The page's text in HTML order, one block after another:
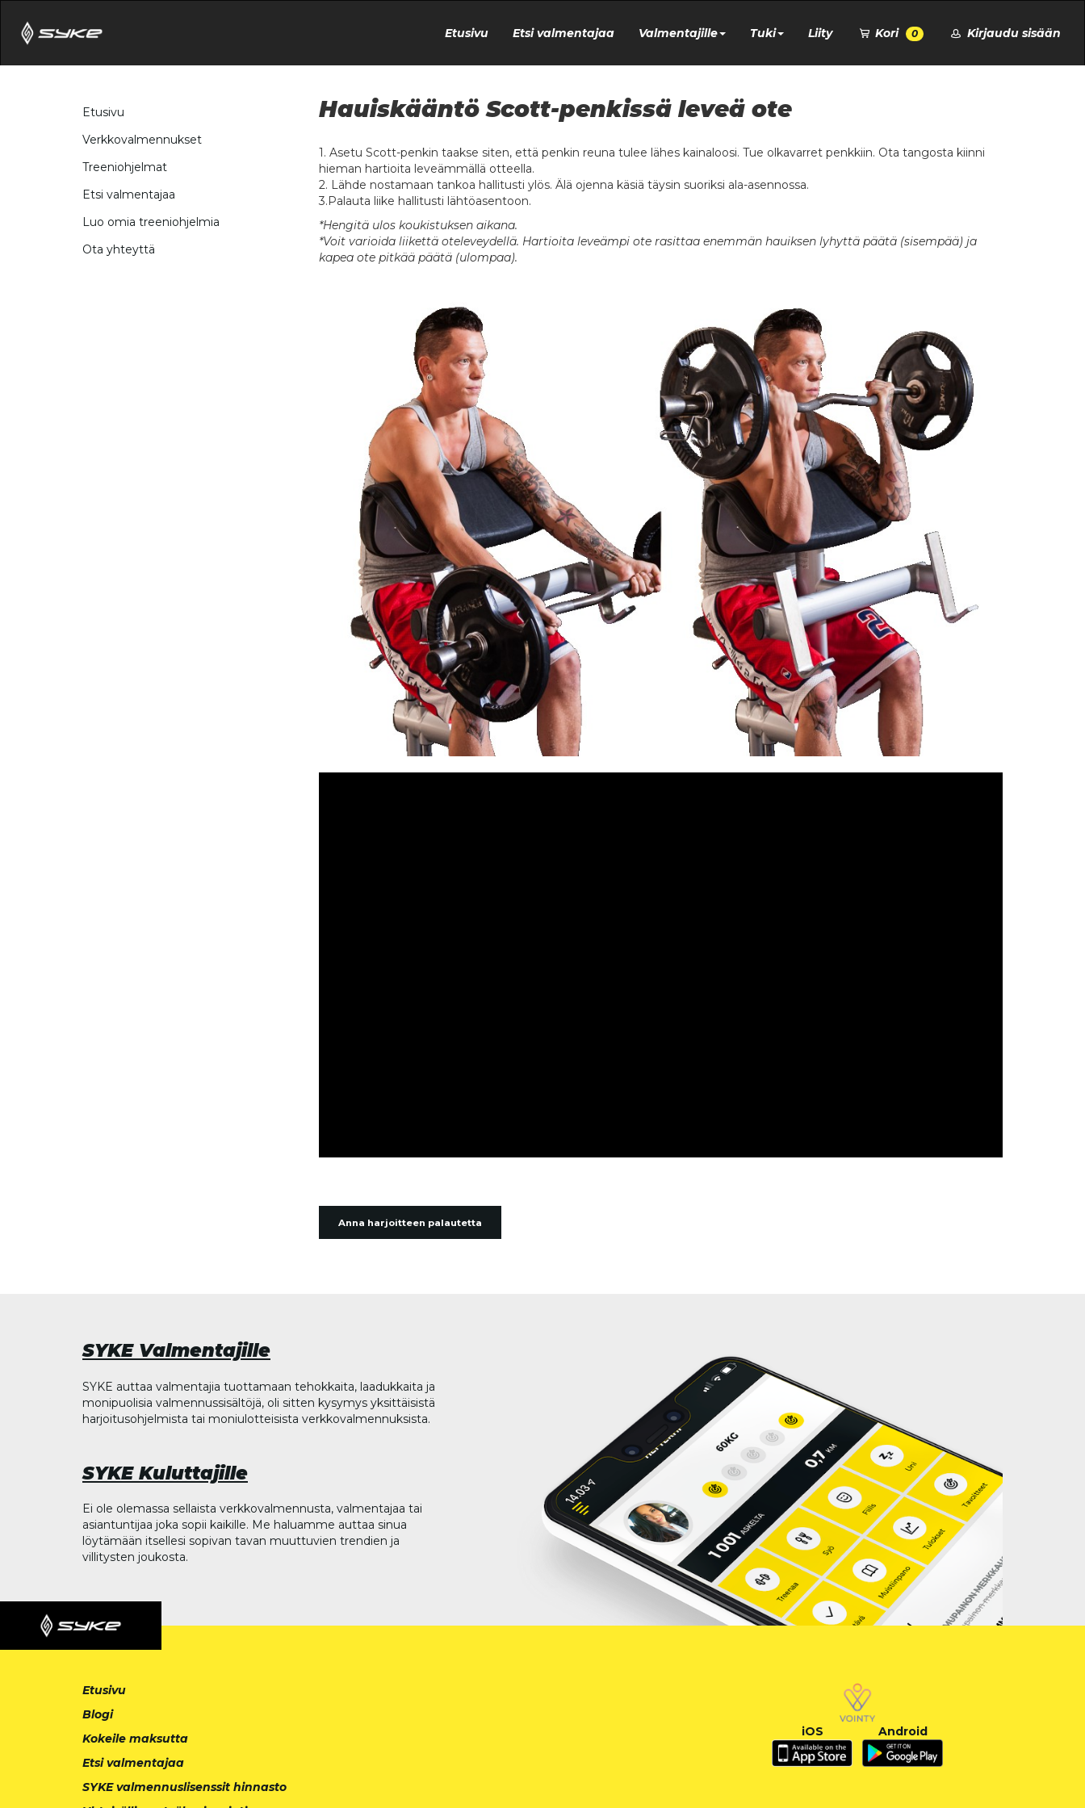
Etusivu Etsi valmentajaa Valmentajille Tuki Liity Kori 0 Kirjaudu sisään
Etusivu
Verkkovalmennukset
Treeniohjelmat
Etsi valmentajaa
Luo omia treeniohjelmia
Ota yhteyttä
Hauiskääntö Scott-penkissä leveä ote
1. Asetu Scott-penkin taakse siten, että penkin reuna tulee lähes kainaloosi. Tue olkavarret penkkiin. Ota tangosta kiinni
hieman hartioita leveämmällä otteella.
2. Lähde nostamaan tankoa hallitusti ylös. Älä ojenna käsiä täysin suoriksi ala-asennossa.
3.Palauta liike hallitusti lähtöasentoon.
*Hengitä ulos koukistuksen aikana.
*Voit varioida liikettä oteleveydellä. Hartioita leveämpi ote rasittaa enemmän hauiksen lyhyttä päätä (sisempää) ja
kapea ote pitkää päätä (ulompaa).
Anna harjoitteen palautetta
SYKE Valmentajille
SYKE auttaa valmentajia tuottamaan tehokkaita, laadukkaita ja
monipuolisia valmennussisältöjä, oli sitten kysymys yksittäisistä
harjoitusohjelmista tai moniulotteisista verkkovalmennuksista.
SYKE Kuluttajille
Ei ole olemassa sellaista verkkovalmennusta, valmentajaa tai
asiantuntijaa joka sopii kaikille. Me haluamme auttaa sinua
löytämään itsellesi sopivan tavan muuttuvien trendien ja
villitysten joukosta.
Etusivu
Blogi
Kokeile maksutta
Etsi valmentajaa
SYKE valmennuslisenssit hinnasto
iOS Android